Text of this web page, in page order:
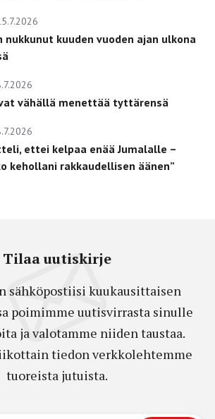
nukkunut kuuden vuoden ajan ulkona
vähällä menettää tyttärensä
ettei kelpaa enää Jumalalle –
kehollani rakkaudellisen äänen”
Tilaa uutiskirje
sähköpostiisi kuukausittaisen
poimimme uutisvirrasta sinulle
ja valotamme niiden taustaa.
tiedon verkkolehtemme
tuoreista jutuista.